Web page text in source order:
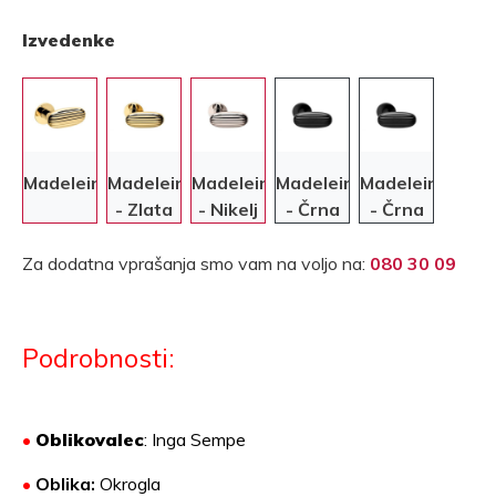
Izvedenke
MadeleineMadeleine
- Zlata
Madeleine
- Nikelj
Madeleine
- Črna
Madeleine
- Črna
Za dodatna vprašanja smo vam na voljo na: 080 30 09
Podrobnosti:
• Oblikovalec: Inga Sempe
• Oblika: Okrogla